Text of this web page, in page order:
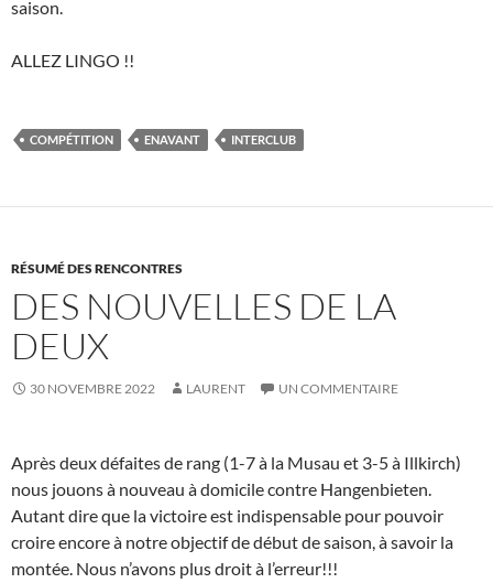
saison.
ALLEZ LINGO !!
COMPÉTITION ENAVANT INTERCLUB
RÉSUMÉ DES RENCONTRES
DES NOUVELLES DE LA
DEUX
30 NOVEMBRE 2022 LAURENT UN COMMENTAIRE
Après deux défaites de rang (1-7 à la Musau et 3-5 à Illkirch)
nous jouons à nouveau à domicile contre Hangenbieten.
Autant dire que la victoire est indispensable pour pouvoir
croire encore à notre objectif de début de saison, à savoir la
montée. Nous n’avons plus droit à l’erreur!!!